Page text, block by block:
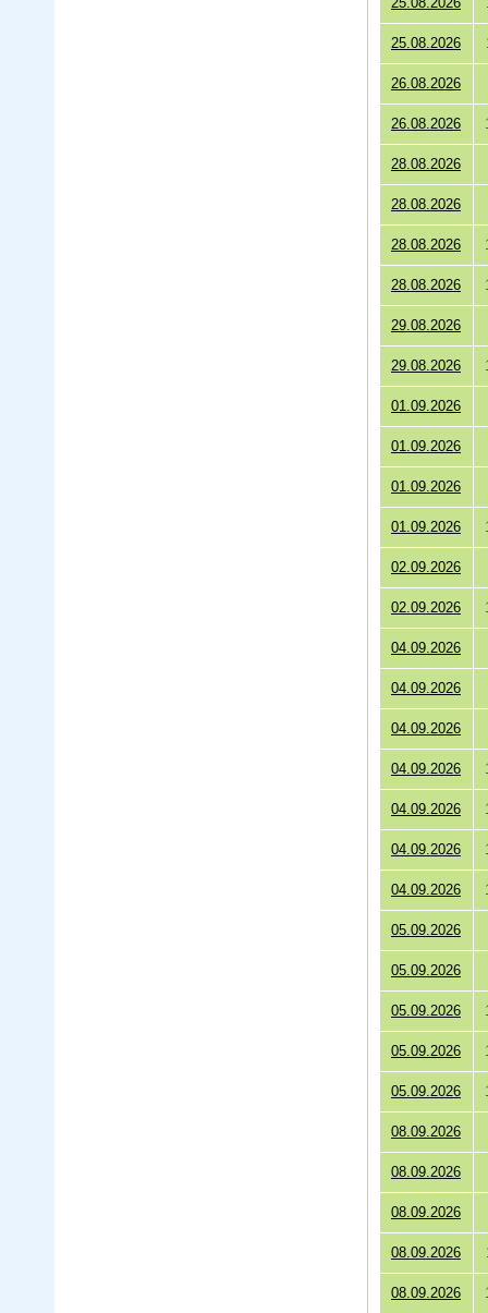
25.08.2026
26.08.2026
26.08.2026
28.08.2026
28.08.2026
28.08.2026
28.08.2026
29.08.2026
29.08.2026
01.09.2026
01.09.2026
01.09.2026
01.09.2026
02.09.2026
02.09.2026
04.09.2026
04.09.2026
04.09.2026
04.09.2026
04.09.2026
04.09.2026
04.09.2026
05.09.2026
05.09.2026
05.09.2026
05.09.2026
05.09.2026
08.09.2026
08.09.2026
08.09.2026
08.09.2026
08.09.2026